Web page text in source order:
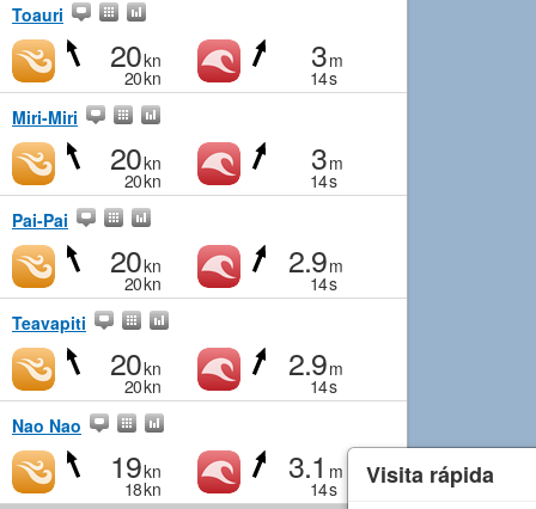
Toauri
20kn
20kn
3m
14s
Miri-Miri
20kn
20kn
3m
14s
Pai-Pai
20kn
20kn
2.9m
14s
Teavapiti
20kn
20kn
2.9m
14s
Nao Nao
19kn
18kn
3.1 m
14s Visita rápida